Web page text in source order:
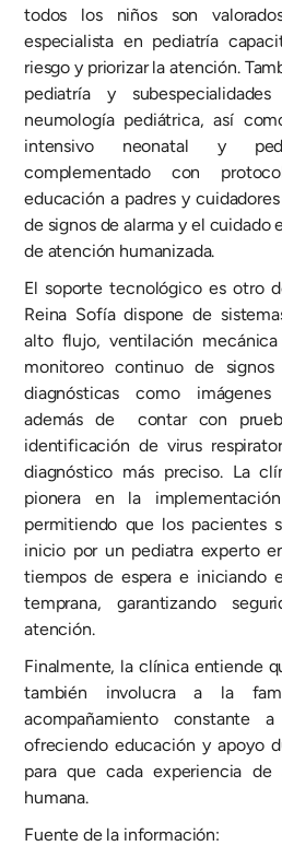
todos los niños son
especialista en pediatría
riesgo y priorizar la atención.
pediatría y
neumología pediátrica, así
intensivo neonatal y
complementado con
educación a padres y
de signos de alarma y el cuidado
de atención humanizada.
El soporte tecnológico es otro
Reina Sofía dispone de
alto flujo, ventilación
monitoreo continuo de
diagnósticas como
además de contar con
identificación de virus
diagnóstico más preciso. La
pionera en la
permitiendo que los pacientes
inicio por un pediatra experto
tiempos de espera e iniciando
temprana, garantizando
atención.
Finalmente, la clínica entiende
también involucra a la
acompañamiento constante
ofreciendo educación y apoyo
para que cada experiencia
humana.
Fuente de la información: